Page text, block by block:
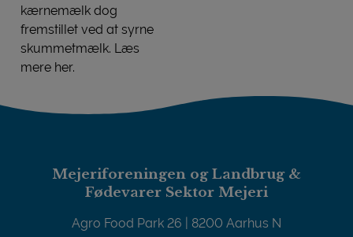
kærnemælk dog
fremstillet ved at syrne
skummetmælk. Læs
mere her.
Mejeriforeningen og Landbrug &
Fødevarer Sektor Mejeri
Agro Food Park 26 | 8200 Aarhus N